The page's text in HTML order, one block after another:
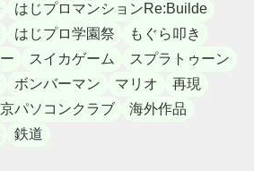
はじプロマンションRe:Builde
はじプロ学園祭
もぐら叩き
スイカゲーム
スプラトゥーン
ボンバーマン マリオ
再現
パソコンクラブ
海外作品
鉄道